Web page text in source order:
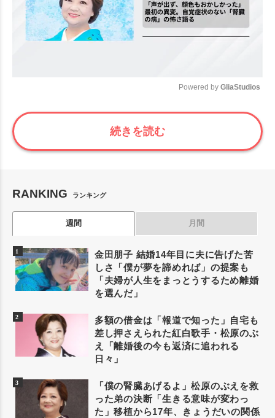
Mute
Powered by GliaStudios
続きを読む
RANKING ランキング
週間 月間
金田朋子 結婚14年目に夫に告げた苦
しさ「僕が夢を諦めれば」の提案も
「夫婦が人生をまっとうするため離婚
を選んだ」
多額の借金は「報道で知った」自宅も
差し押さえられた紅白歌手・松原のぶ
え「離婚後の今も返済に追われる
日々」
「僕の腎臓あげるよ」松原のぶえを救
った弟の決断「生きる意味が変わっ
た」移植から17年、きょうだいの関係